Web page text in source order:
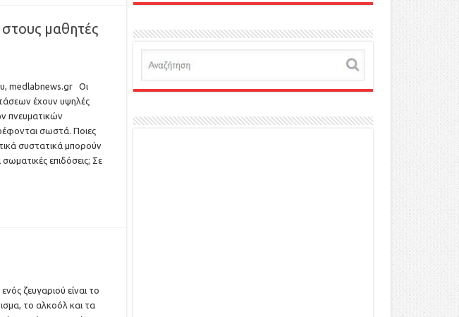
μαθητές
medlabnews.gr Οι
έχουν υψηλές
πνευματικών
σωστά. Ποιες
συστατικά μπορούν
επιδόσεις; Σε
ζευγαριού είναι το
το αλκοόλ και τα